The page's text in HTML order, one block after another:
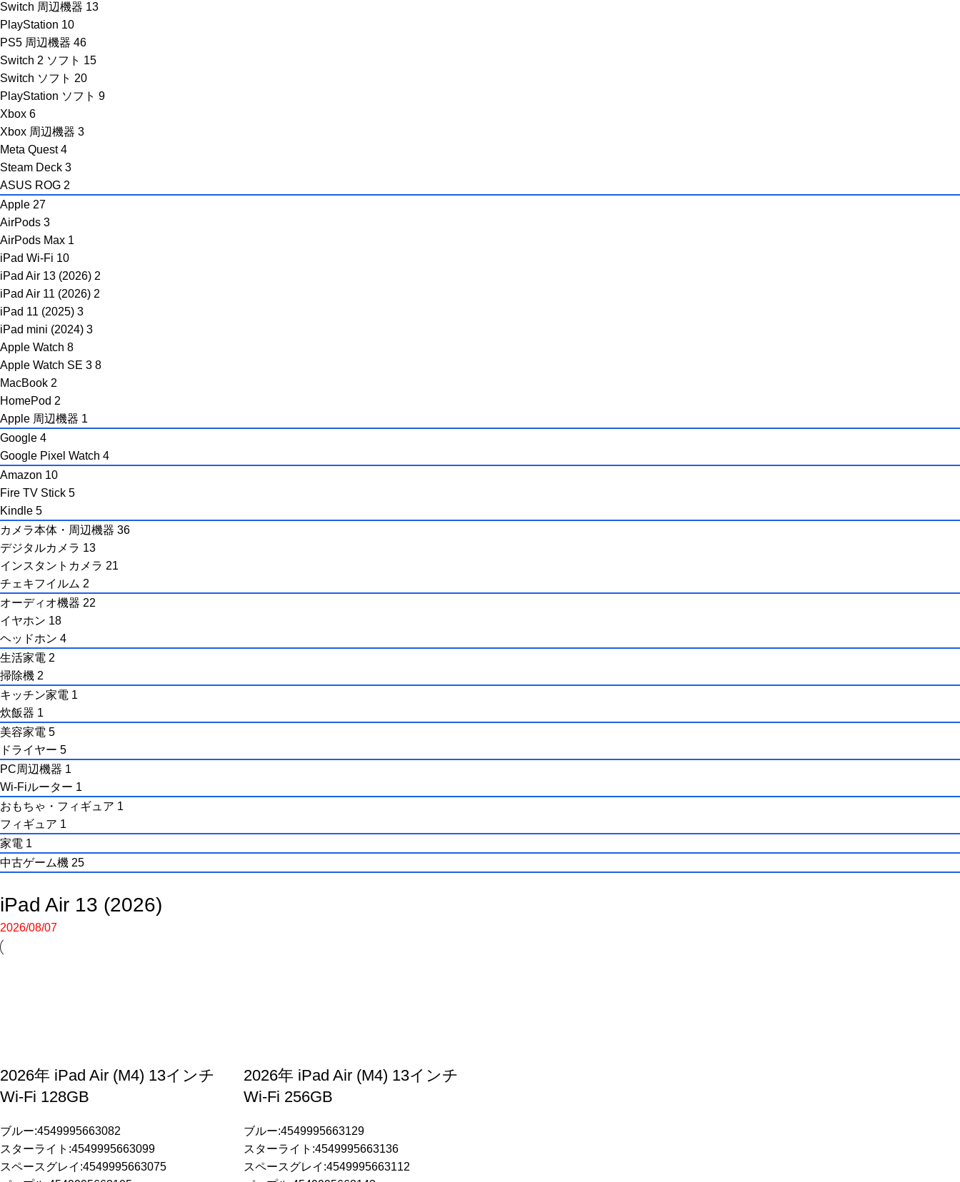
Switch 周辺機器 13
PlayStation 10
PS5 周辺機器 46
Switch 2 ソフト 15
Switch ソフト 20
PlayStation ソフト 9
Xbox 6
Xbox 周辺機器 3
Meta Quest 4
Steam Deck 3
ASUS ROG 2
Apple 27
AirPods 3
AirPods Max 1
iPad Wi-Fi 10
iPad Air 13 (2026) 2
iPad Air 11 (2026) 2
iPad 11 (2025) 3
iPad mini (2024) 3
Apple Watch 8
Apple Watch SE 3 8
MacBook 2
HomePod 2
Apple 周辺機器 1
Google 4
Google Pixel Watch 4
Amazon 10
Fire TV Stick 5
Kindle 5
カメラ本体・周辺機器 36
デジタルカメラ 13
インスタントカメラ 21
チェキフイルム 2
オーディオ機器 22
イヤホン 18
ヘッドホン 4
生活家電 2
掃除機 2
キッチン家電 1
炊飯器 1
美容家電 5
ドライヤー 5
PC周辺機器 1
Wi-Fiルーター 1
おもちゃ・フィギュア 1
フィギュア 1
家電 1
中古ゲーム機 25
iPad Air 13 (2026)
2026/08/07
2026年 iPad Air (M4) 13インチ
Wi-Fi 128GB
ブルー:4549995663082
スターライト:4549995663099
スペースグレイ:4549995663075
2026年 iPad Air (M4) 13インチ
Wi-Fi 256GB
ブルー:4549995663129
スターライト:4549995663136
スペースグレイ:4549995663112